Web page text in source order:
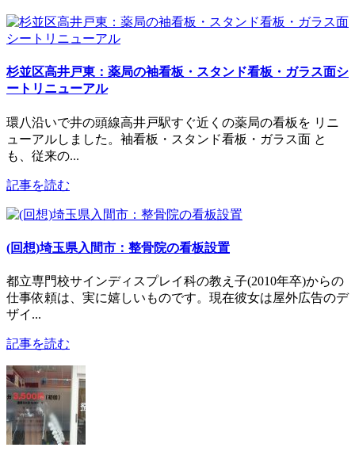
杉並区高井戸東：薬局の袖看板・スタンド看板・ガラス面シ
ートリニューアル
環八沿いで井の頭線高井戸駅すぐ近くの薬局の看板を リニ
ューアルしました。袖看板・スタンド看板・ガラス面 と
も、従来の...
記事を読む
(回想)埼玉県入間市：整骨院の看板設置
都立専門校サインディスプレイ科の教え子(2010年卒)からの
仕事依頼は、実に嬉しいものです。現在彼女は屋外広告のデ
ザイ...
記事を読む